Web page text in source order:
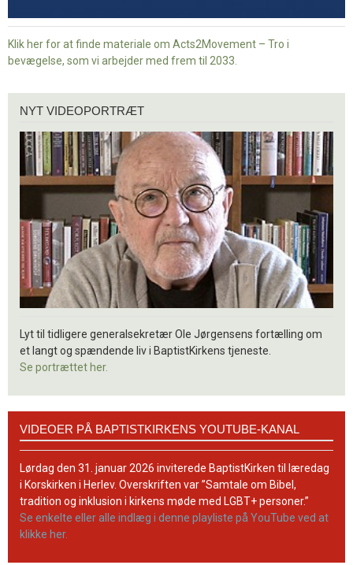
Klik her for at finde materiale om Acts2Movement – Tro i
bevægelse, som vi arbejder med frem til 2033.
videoportræt
NYT VIDEOPORTRÆT
Lyt til tidligere generalsekretær Ole Jørgensens fortælling om
et langt og spændende liv i BaptistKirkens tjeneste.
Se portrættet her.
BaptistKirkens
YouTube-
kanal
VIDEOER PÅ BAPTISTKIRKENS YOUTUBE-KANAL
Lørdag den 31. januar 2026 inviterede BaptistKirken til læredag
i Korskirken i Herlev. Overskriften var ”Samtale om Bibel,
tradition og inklusion i kirkens møde med LGBT+ personer.”
Se enkelte eller alle indlæg i denne playliste på YouTube ved at
klikke her.